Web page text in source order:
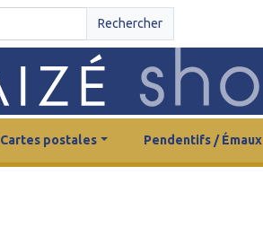
Rechercher
Cartes postales Pendentifs / Émaux